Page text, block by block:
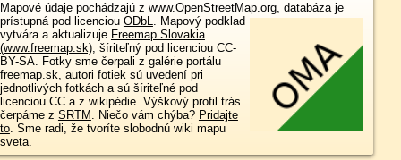
Mapové údaje pochádzajú z www.OpenStreetMap.org, databáza je
prístupná pod licenciou ODbL. Mapový podklad
vytvára a aktualizuje Freemap Slovakia
(www.freemap.sk), šíriteľný pod licenciou CC-
BY-SA. Fotky sme čerpali z galérie portálu
freemap.sk, autori fotiek sú uvedení pri
jednotlivých fotkách a sú šíriteľné pod
licenciou CC a z wikipédie. Výškový profil trás
čerpáme z SRTM . Niečo vám chýba? Pridajte
to. Sme radi, že tvoríte slobodnú wiki mapu
sveta.